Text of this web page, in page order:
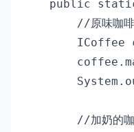
public
        //原味咖啡
ICoffee
//加奶的